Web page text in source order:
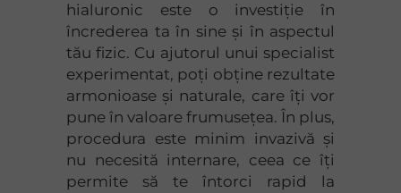
hialuronic este o investiție în
încrederea ta în sine și în aspectul
tău fizic. Cu ajutorul unui specialist
experimentat, poți obține rezultate
armonioase și naturale, care îți vor
pune în valoare frumusețea. În plus,
procedura este minim invazivă și
nu necesită internare, ceea ce îți
permite să te întorci rapid la